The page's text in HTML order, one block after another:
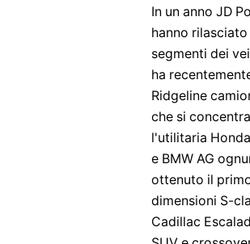
In un anno JD
hanno
segmenti dei
ha
Ridgeline
che si
l'utilitaria
e BMW AG
ottenuto il
dimensioni S-
Cadillac